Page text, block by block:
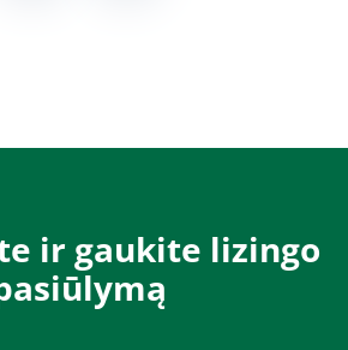
ir gaukite lizingo